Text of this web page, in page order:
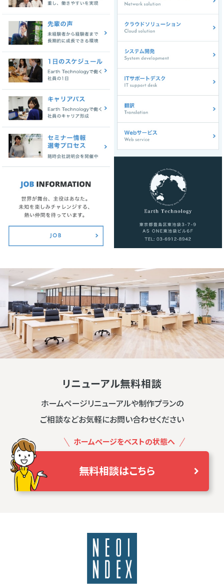
リニューアル無料相談
ホームページリニューアルや制作プランの
ご相談などお気軽にお問い合わせください
ホームページをベストの状態へ
無料相談はこちら